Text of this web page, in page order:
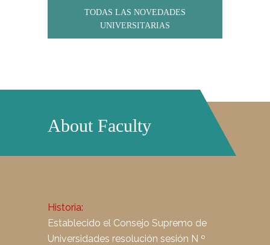
TODAS LAS NOVEDADES
UNIVERSITARIAS
About Faculty
Historia:
Establecido el Consejo Supremo de
Universidades resolución sesión N º